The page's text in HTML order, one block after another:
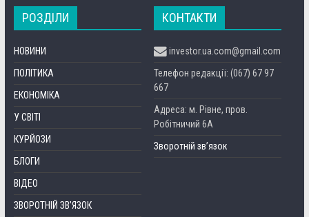
РОЗДІЛИ
НОВИНИ
ПОЛІТИКА
ЕКОНОМІКА
У СВІТІ
КУРЙОЗИ
БЛОГИ
ВІДЕО
ЗВОРОТНІЙ ЗВ’ЯЗОК
КОНТАКТИ
investor.ua.com@gmail.com
Телефон редакції: (067) 67 97
667
Адреса: м. Рівне, пров.
Робітничий 6А
Зворотній зв’язок